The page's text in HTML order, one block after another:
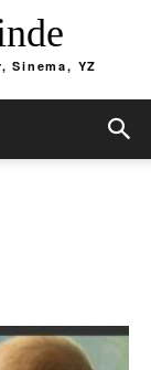
Sinema, YZ